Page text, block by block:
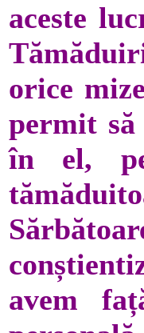
aceste
orice
permit
în el,
avem